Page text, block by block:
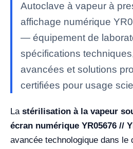
Autoclave à vapeur à
affichage numérique
— équipement de
spécifications
avancées et solutions
certifiées pour usage
La stérilisation à la vapeur
écran numérique YR05676 //
avancée technologique dans le